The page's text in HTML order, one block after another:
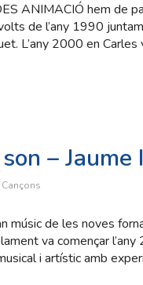
ANIMACIÓ hem de
de l’any 1990
L’any 2000 en
– Jaume
músic de les noves
va començar
i artístic amb